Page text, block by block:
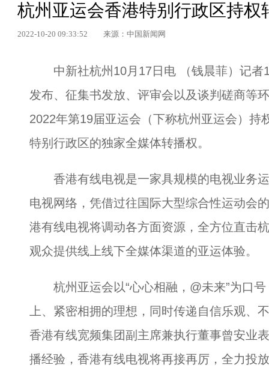
杭州亚运会香港特别行政区持权
2022-10-20 09:33:52 来源：中国新闻网
中新社杭州10月17日电 （钱晨菲）记者
发布、征集书发放、评审会以及谈判磋商等
2022年第19届亚运会（下称杭州亚运会）持
特别行政区的独家全媒体转播权。
香港有线电视是一家具规模的电视业务运
电视网络，凭借过往国际大型综合性运动会
港有线电视将调动各方面资源，全方位直击
观众提供线上线下全媒体渠道的亚运体验。
杭州亚运会以“心心相融，@未来”为口号
上、紧密相拥的理想，同时传递自信乐观、
香港有线宽频集团副主席兼执行董事曾安业
播经验，香港有线电视将再接再厉，全力投